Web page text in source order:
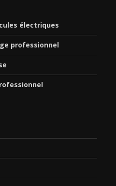
électriques
professionnel